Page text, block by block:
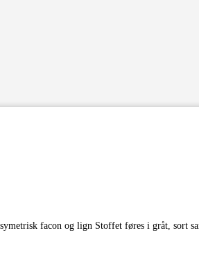
facon og lign Stoffet føres i gråt, sort